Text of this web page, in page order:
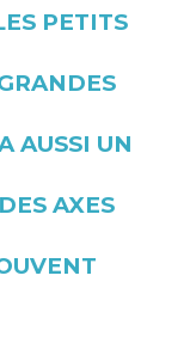
PETITS
AUSSI UN
AXES